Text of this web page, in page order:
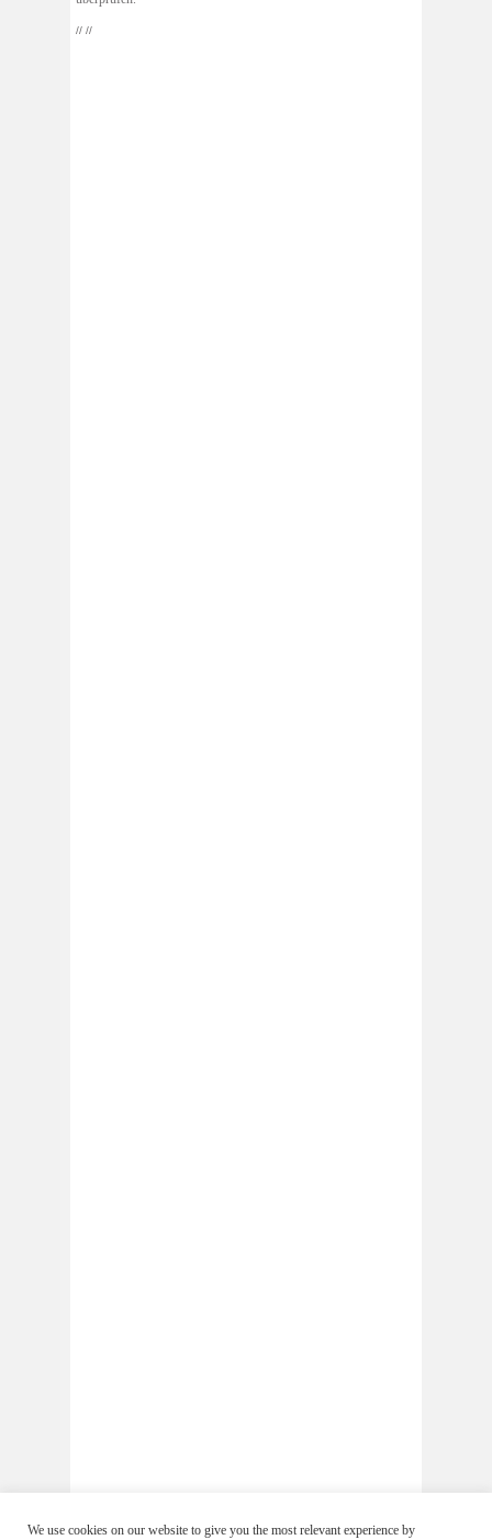
We use cookies on our website to give you the most relevant experience by